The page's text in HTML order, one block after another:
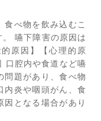
食べ物を飲み込むこ
嚥下障害の原因は
原因】【心理的原
口腔内や食道など嚥
問題があり、食べ物
内炎や咽頭がん、食
因となる場合があり